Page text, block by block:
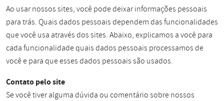
Ao usar nossos sites, você pode deixar informações pessoais
para trás. Quais dados pessoais dependem das funcionalidades
que você usa através dos sites. Abaixo, explicamos a você para
cada funcionalidade quais dados pessoais processamos de
você e para que esses dados pessoais são usados.
Contato pelo site
Se você tiver alguma dúvida ou comentário sobre nossos